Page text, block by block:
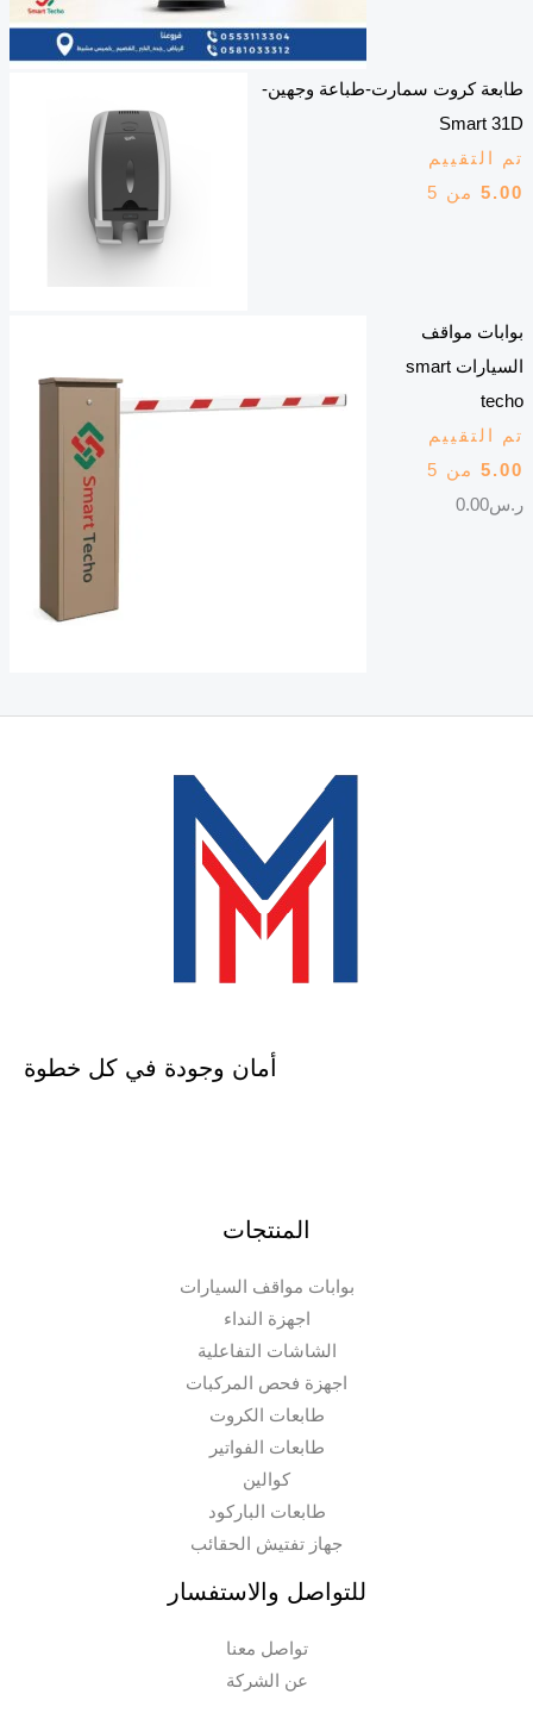
طابعة كروت سمارت-طباعة وجهين-
Smart 31D
تم التقييم
5.00من 5
بوابات مواقف
السيارات smart
techo
تم التقييم
5.00من 5
ر.س0.00
أمان وجودة في كل خطوة
المنتجات
بوابات مواقف السيارات
اجهزة النداء
الشاشات التفاعلية
اجهزة فحص المركبات
طابعات الكروت
طابعات الفواتير
كوالين
طابعات الباركود
جهاز تفتيش الحقائب
للتواصل والاستفسار
تواصل معنا
عن الشركة